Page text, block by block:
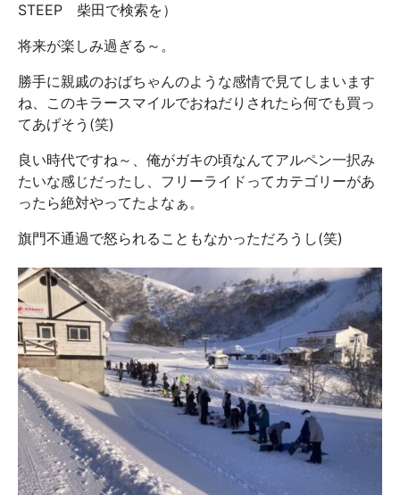
STEEP 柴田で検索を）
将来が楽しみ過ぎる～。
勝手に親戚のおばちゃんのような感情で見てしまいます
ね、このキラースマイルでおねだりされたら何でも買っ
てあげそう(笑)
良い時代ですね～、俺がガキの頃なんてアルペン一択み
たいな感じだったし、フリーライドってカテゴリーがあ
ったら絶対やってたよなぁ。
旗門不通過で怒られることもなかっただろうし(笑)